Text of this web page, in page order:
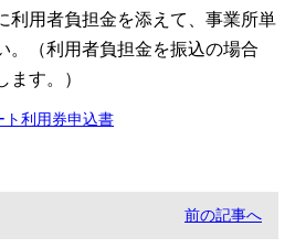
利用者負担金を添えて、事業所単
。（利用者負担金を振込の場合
ます。）
ト利用券申込書
前の記事へ